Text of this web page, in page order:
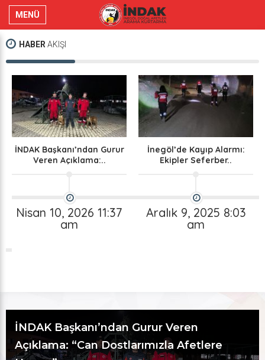
MENÜ
HABER AKIŞI
Alarmı:
8:03
Genç İndak Resmen
Kuruldu
Aralık 2, 2025 10:14
İNDAK, 19 Ekip
2’ncilik Elde
Ekim 20,
İnegöl’de Kayıp Alarmı: Ekipler
Oldu, Yiğit Bulundu